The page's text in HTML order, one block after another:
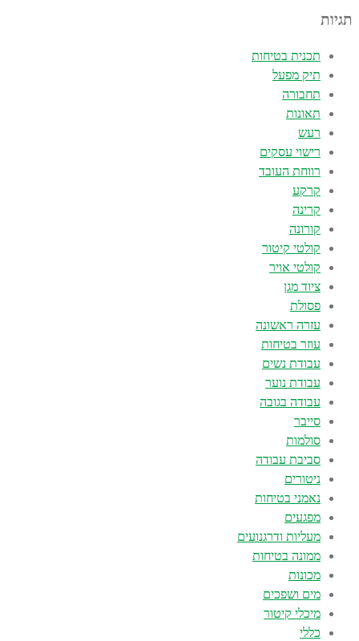
תגיות
תכנית בטיחות
תיק מפעל
תחבורה
תאונות
רעש
רישוי עסקים
רווחת העובד
קרקע
קרינה
קורונה
קולטי קיטור
קולטי אויר
ציוד מגן
פסולת
עזרה ראשונה
עוזר בטיחות
עבודת נשים
עבודת נוער
עבודה בגובה
סייבר
סולמות
סביבת עבודה
ניטורים
נאמני בטיחות
מפגעים
מעליות ודרגנועים
ממונה בטיחות
מכונות
מים ושפכים
מיכלי קיטור
כללי